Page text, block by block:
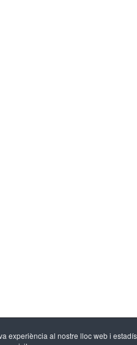
experiència al nostre lloc web i